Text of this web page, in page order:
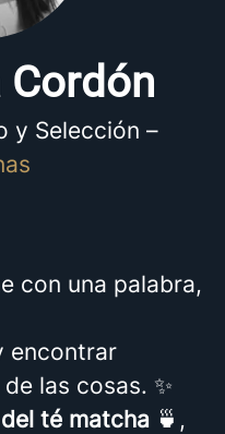
Cordón
y Selección –
con una palabra,
encontrar
las cosas. ✨
té matcha 🍵,